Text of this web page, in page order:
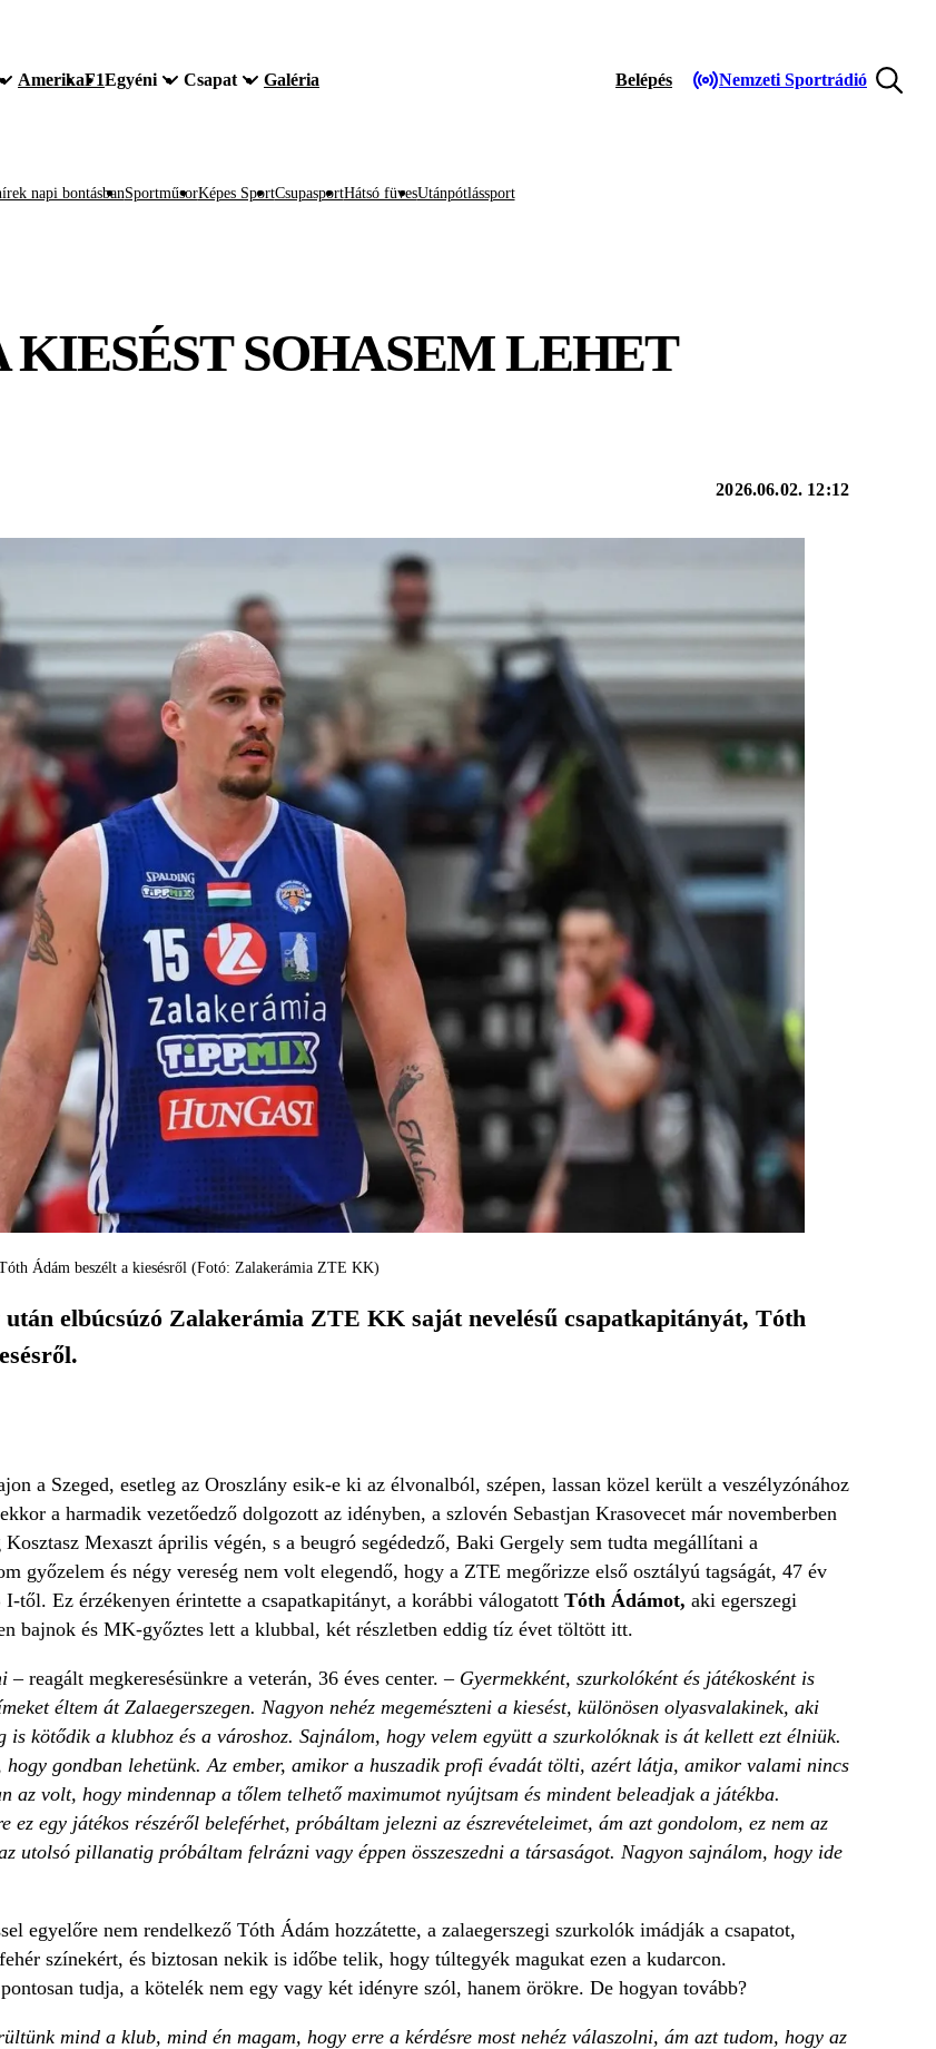
AmerikaF1Egyéni Csapat Galéria Belépés Nemzeti Sportrádió
napi bontásbanSportműsorKépes SportCsupasportHátsó füvesUtánpótlássport
SOHASEM LEHET
2026.06.02. 12:12
Ádám beszélt a kiesésről (Fotó: Zalakerámia ZTE KK)
után elbúcsúzó Zalakerámia ZTE KK saját nevelésű csapatkapitányát, Tóth
a Szeged, esetleg az Oroszlány esik-e ki az élvonalból, szépen, lassan közel került a veszélyzónához
a harmadik vezetőedző dolgozott az idényben, a szlovén Sebastjan Krasovecet már novemberben
Mexaszt április végén, s a beugró segédedző, Baki Gergely sem tudta megállítani a
győzelem és négy vereség nem volt elegendő, hogy a ZTE megőrizze első osztályú tagságát, 47 év
I-től. Ez érzékenyen érintette a csapatkapitányt, a korábbi válogatottTóth Ádámot, aki egerszegi
bajnok és MK-győztes lett a klubbal, két részletben eddig tíz évet töltött itt.
– reagált megkeresésünkre a veterán, 36 éves center. – Gyermekként, szurkolóként és játékosként is
éltem át Zalaegerszegen. Nagyon nehéz megemészteni a kiesést, különösen olyasvalakinek, aki
is kötődik a klubhoz és a városhoz. Sajnálom, hogy velem együtt a szurkolóknak is át kellett ezt élniük.
gondban lehetünk. Az ember, amikor a huszadik profi évadát tölti, azért látja, amikor valami nincs
az volt, hogy mindennap a tőlem telhető maximumot nyújtsam és mindent beleadjak a játékba.
ez egy játékos részéről beleférhet, próbáltam jelezni az észrevételeimet, ám azt gondolom, ez nem az
utolsó pillanatig próbáltam felrázni vagy éppen összeszedni a társaságot. Nagyon sajnálom, hogy ide
egyelőre nem rendelkező Tóth Ádám hozzátette, a zalaegerszegi szurkolók imádják a csapatot,
színekért, és biztosan nekik is időbe telik, hogy túltegyék magukat ezen a kudarcon.
tudja, a kötelék nem egy vagy két idényre szól, hanem örökre. De hogyan tovább?
mind a klub, mind én magam, hogy erre a kérdésre most nehéz válaszolni, ám azt tudom, hogy az